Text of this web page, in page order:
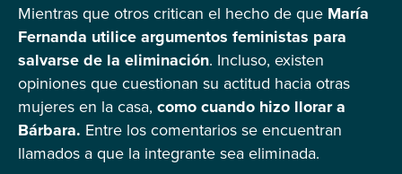
Mientras que otros critican el hecho de que María
Fernanda utilice argumentos feministas para
salvarse de la eliminación. Incluso, existen
opiniones que cuestionan su actitud hacia otras
mujeres en la casa, como cuando hizo llorar a
Bárbara. Entre los comentarios se encuentran
llamados a que la integrante sea eliminada.